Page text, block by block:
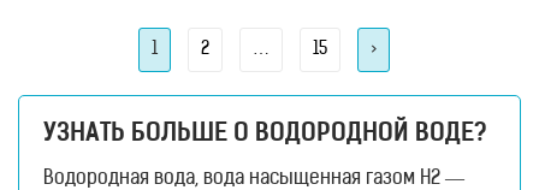
людей рассматривают такие устройства
записям
Page
1 Page
2 … Page
15 >
УЗНАТЬ БОЛЬШЕ О ВОДОРОДНОЙ ВОДЕ?
Водородная вода, вода насыщенная газом H2 —